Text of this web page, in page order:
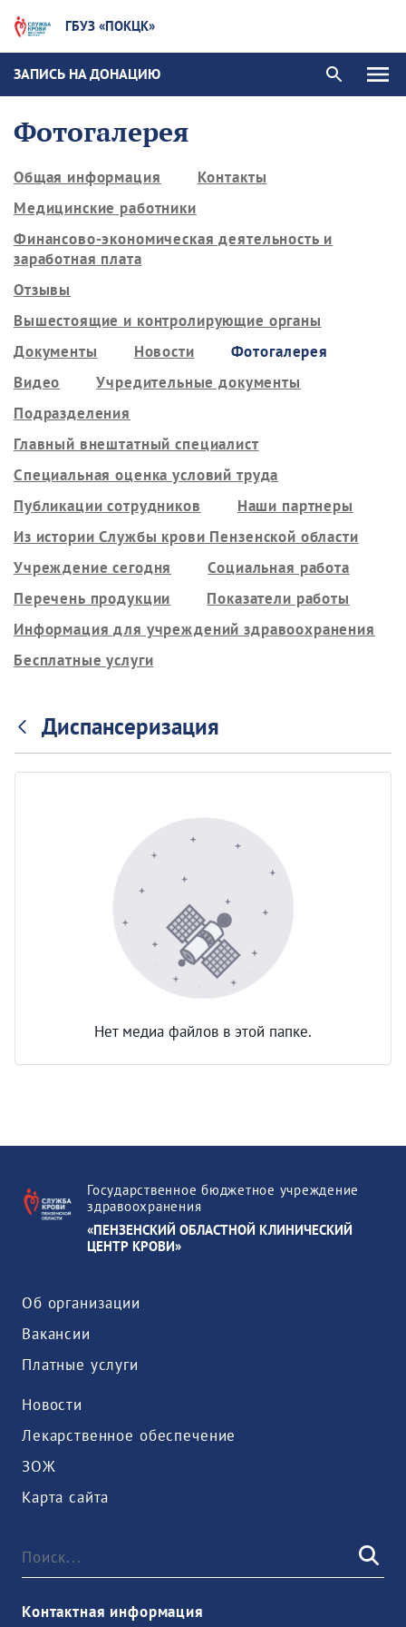
ГБУЗ «ПОКЦК»
ЗАПИСЬ НА ДОНАЦИЮ
Фотогалерея
Общая информация
Контакты
Медицинские работники
Финансово-экономическая деятельность и
заработная плата
Отзывы
Вышестоящие и контролирующие органы
Документы
Новости
Фотогалерея
Видео
Учредительные документы
Подразделения
Главный внештатный специалист
Специальная оценка условий труда
Публикации сотрудников
Наши партнеры
Из истории Службы крови Пензенской области
Учреждение сегодня
Социальная работа
Перечень продукции
Показатели работы
Информация для учреждений здравоохранения
Бесплатные услуги
Диспансеризация
Нет медиа файлов в этой папке.
Государственное бюджетное учреждение
здравоохранения
«ПЕНЗЕНСКИЙ ОБЛАСТНОЙ КЛИНИЧЕСКИЙ
ЦЕНТР КРОВИ»
Об организации
Вакансии
Платные услуги
Новости
Лекарственное обеспечение
ЗОЖ
Карта сайта
Контактная информация